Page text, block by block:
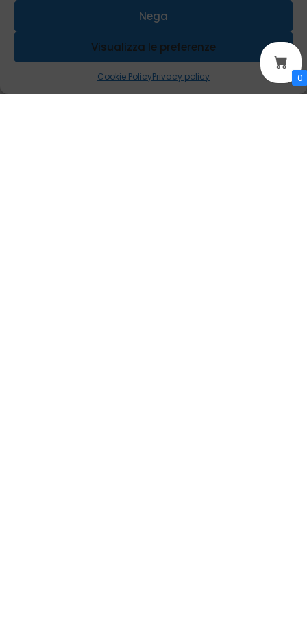
Nega
Visualizza le preferenze
Cookie PolicyPrivacy policy 0